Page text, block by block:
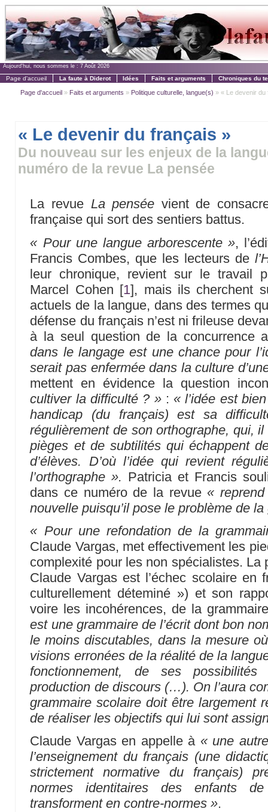
Aujourd'hui, nous sommes le : 7 Août 2026
Page d'accueil La faute à Diderot Idées Faits et arguments Chroniques du
Page d'accueil » Faits et arguments » Politique culturelle, langue(s) » « Le devenir du
« Le devenir du français »
Du nouveau sur les enjeux de la
numéro de la revue La pensée
La revue La pensée vient de
française qui sort des sentiers battus.
« Pour une langue arborescente »,
Francis Combes, que les lecteurs de
leur chronique, revient sur le travail
Marcel Cohen [1], mais ils cherchent
actuels de la langue, dans des termes
défense du français n’est ni frileuse
à la seul question de la concurrence
dans le langage est une chance pour
serait pas enfermée dans la culture
mettent en évidence la question
cultiver la difficulté ? »: « l’idée est
handicap (du français) est sa
régulièrement de son orthographe, qui,
pièges et de subtilités qui échappent
d’élèves. D’où l’idée qui revient
l’orthographe ». Patricia et Francis
dans ce numéro de la revue «
nouvelle puisqu’il pose le problème de
« Pour une refondation de la
Claude Vargas, met effectivement les
complexité pour les non spécialistes. La
Claude Vargas est l’échec scolaire en
culturellement déteminé ») et son
voire les incohérences, de la
est une grammaire de l’écrit dont bon
le moins discutables, dans la mesure
visions erronées de la réalité de la
fonctionnement, de ses
production de discours (…). On l’aura
grammaire scolaire doit être largement
de réaliser les objectifs qui lui sont
Claude Vargas en appelle à « une
l’enseignement du français (une
strictement normative du français)
normes identitaires des enfants
transforment en contre-normes ».